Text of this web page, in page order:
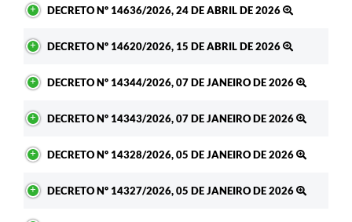
DECRETO Nº 14636/2026, 24 DE ABRIL DE 2026
DECRETO Nº 14620/2026, 15 DE ABRIL DE 2026
DECRETO Nº 14344/2026, 07 DE JANEIRO DE 2026
DECRETO Nº 14343/2026, 07 DE JANEIRO DE 2026
DECRETO Nº 14328/2026, 05 DE JANEIRO DE 2026
DECRETO Nº 14327/2026, 05 DE JANEIRO DE 2026